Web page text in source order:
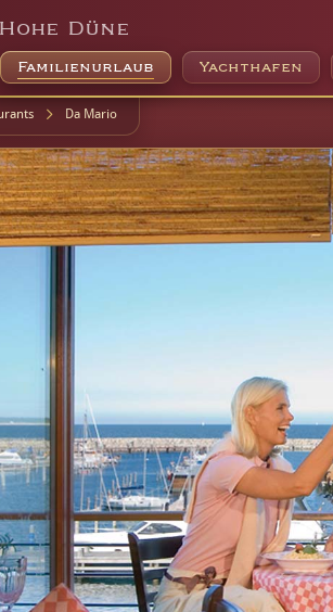
Düne
Familienurlaub Yachthafen
Da Mario